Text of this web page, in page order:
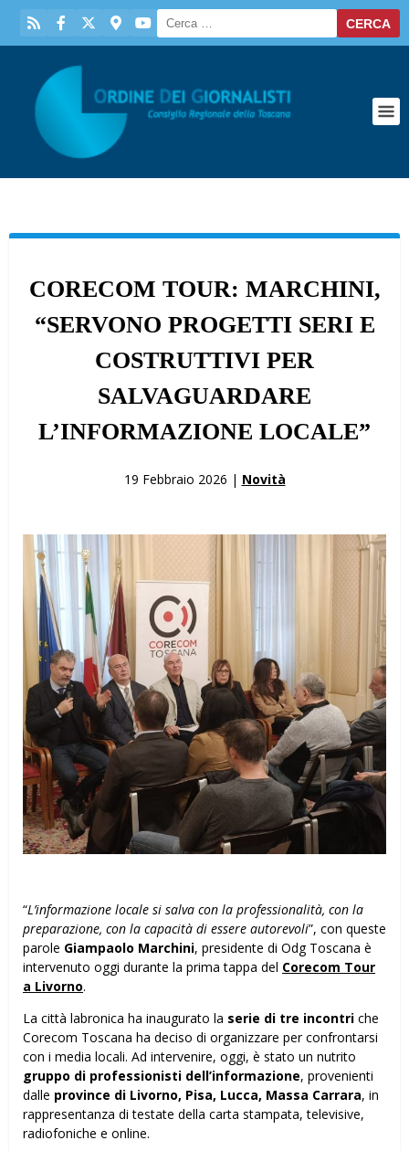
CORECOM TOUR: MARCHINI,
“SERVONO PROGETTI SERI E
COSTRUTTIVI PER
SALVAGUARDARE
L’INFORMAZIONE LOCALE”
19 Febbraio 2026 | Novità
“L’informazione locale si salva con la professionalità, con la
preparazione, con la capacità di essere autorevoli”, con queste
parole Giampaolo Marchini, presidente di Odg Toscana è
intervenuto oggi durante la prima tappa del Corecom Tour
a Livorno.
La città labronica ha inaugurato la serie di tre incontri che
Corecom Toscana ha deciso di organizzare per confrontarsi
con i media locali. Ad intervenire, oggi, è stato un nutrito
gruppo di professionisti dell’informazione, provenienti
dalle province di Livorno, Pisa, Lucca, Massa Carrara, in
rappresentanza di testate della carta stampata, televisive,
radiofoniche e online.